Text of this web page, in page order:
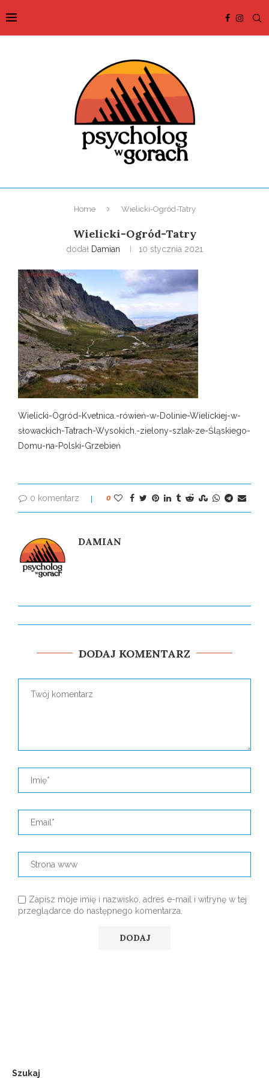
Home Wielicki-Ogród-Tatry
Wielicki-Ogród-Tatry
dodał Damian 10 stycznia 2021
Wielicki-Ogród-Kvetnica.-rówień-w-Dolinie-Wielickiej-w-
słowackich-Tatrach-Wysokich.-zielony-szlak-ze-Śląskiego-
Domu-na-Polski-Grzebień
0 komentarz 0
DAMIAN
DODAJ KOMENTARZ
Zapisz moje imię i nazwisko, adres e-mail i witrynę w tej
przeglądarce do następnego komentarza.
Szukaj